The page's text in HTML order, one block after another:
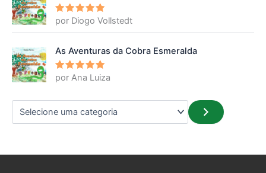
Avaliação
5
por Diogo Vollstedt
As Aventuras da Cobra Esmeralda
Avaliação
5
por Ana Luiza